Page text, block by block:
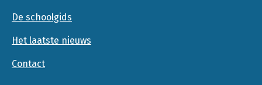
De schoolgids
Het laatste nieuws
Contact